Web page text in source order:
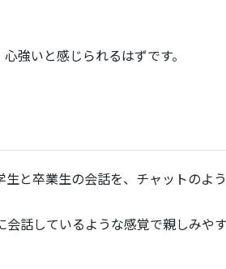
強いと感じられるはずです。
と卒業生の会話を、チャットのよ
話しているような感覚で親しみや